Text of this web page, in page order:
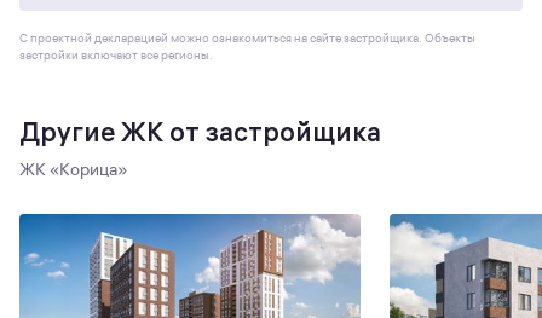
С проектной декларацией можно ознакомиться на сайте застройщика. Объекты
застройки включают все регионы.
Другие ЖК от застройщика
ЖК «Корица»